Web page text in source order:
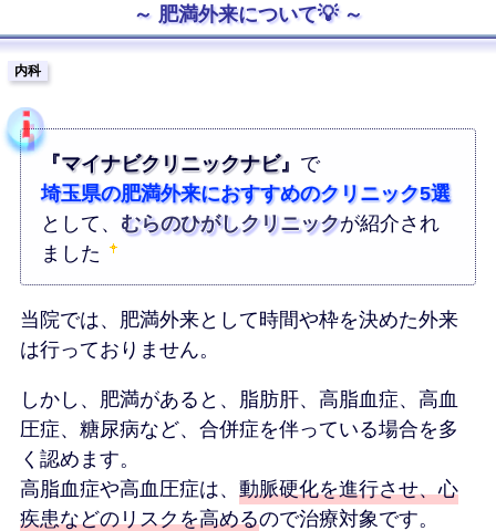
肥満外来について💡
内科
『マイナビクリニックナビ』 で
埼玉県の肥満外来におすすめのクリニック5選
として、 むらのひがしクリニックが紹介され
ました
当院では、肥満外来として時間や枠を決めた外来
は行っておりません。
しかし、肥満があると、脂肪肝、高脂血症、高血
圧症、糖尿病など、合併症を伴っている場合を多
く認めます。
高脂血症や高血圧症は、 動脈硬化を進行させ、心
疾患などのリスクを高めるので治療対象です。